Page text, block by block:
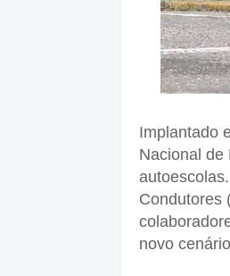
Implantado
Nacional de
Condutores
novo